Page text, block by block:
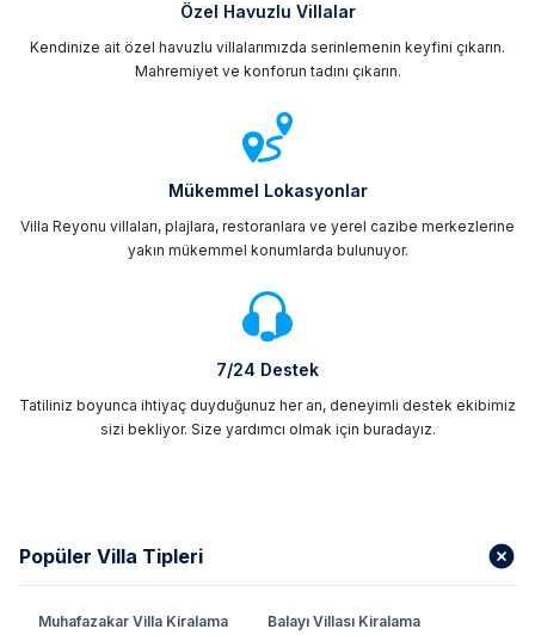
Seydikemer’de villa tatili yapmak en güzel
deneyimdir. Bu deneyime ulaşabilmek için web
sitemize girerekkiralık villa Seydikemerilanlarına
Neden Seydikemer Kiralık Villalar Tercih
Doğanın ve tarihin güzel bir buluşmasına ev sahipliği
sizlere kültürel bir tatil yapma imkânı sunar. Şehir ve
iş hayatının stres ve yorgunluğundan uzaklaşmak
için birçok avantaj bulunur. Misafirlerimizin her
ihtiyacı düşünülerek tasarlanmış olan villalarımız
geniş odalara sahiptir. Kalabalık aileler için özel
Seydikemer Villa Kiralama Seçenekleri
Nelerdir?
Özel Havuzlu Villalar
Kendinize ait özel havuzlu villalarımızda serinlemenin keyfini çıkarın.
Mahremiyet ve konforun tadını çıkarın.
Mükemmel Lokasyonlar
Villa Reyonu villaları, plajlara, restoranlara ve yerel cazibe merkezlerine
yakın mükemmel konumlarda bulunuyor.
7/24 Destek
Tatiliniz boyunca ihtiyaç duyduğunuz her an, deneyimli destek ekibimiz
sizi bekliyor. Size yardımcı olmak için buradayız.
Popüler Villa Tipleri
Muhafazakar Villa Kiralama Balayı Villası Kiralama